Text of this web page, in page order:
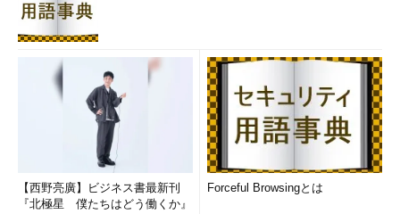
【西野亮廣】ビジネス書最新刊
『北極星 僕たちはどう働くか』
Forceful Browsingとは